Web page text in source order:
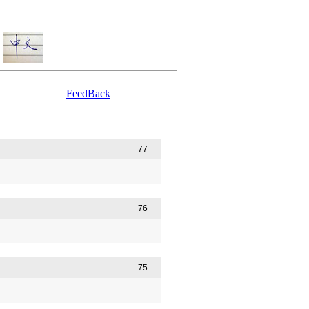
FeedBack
77
76
75